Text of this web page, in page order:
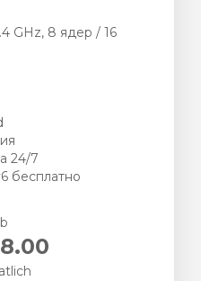
GHz, 8 ядер / 16
24/7
бесплатно